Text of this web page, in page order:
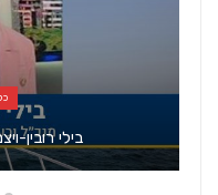
בילי רובין-